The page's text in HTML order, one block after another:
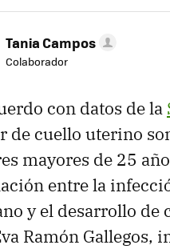
Tania Campos
Colaborador
con datos de la
de cuello uterino
mayores de 25
entre la
y el desarrollo de
Ramón